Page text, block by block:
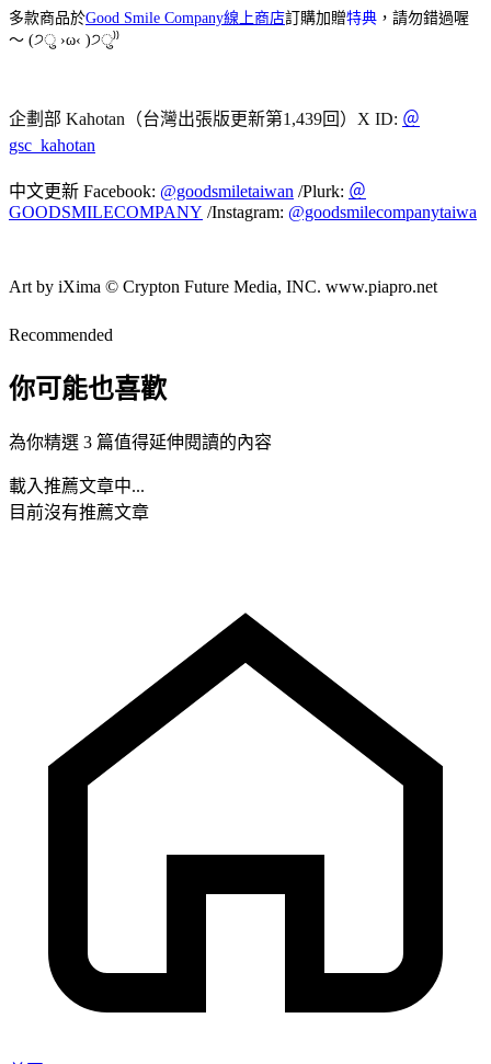
多款商品於Good Smile Company線上商店訂購加贈特典 ，請勿錯過喔
～ (੭ु ›ω‹ )੭ु⁾⁾
企劃部 Kahotan（台灣出張版更新第1,439回）X ID: ＠
gsc_kahotan
中文更新 Facebook: @goodsmiletaiwan /Plurk: ＠
GOODSMILECOMPANY /Instagram: @goodsmilecompanytaiwa
Art by iXima © Crypton Future Media, INC. www.piapro.net
Recommended
你可能也喜歡
為你精選 3 篇值得延伸閱讀的內容
載入推薦文章中...
目前沒有推薦文章